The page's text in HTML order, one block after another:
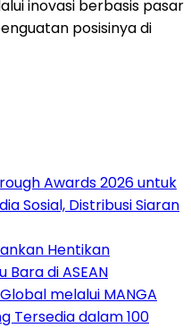
inovasi berbasis pasar
posisinya di
Awards 2026 untuk
Sosial, Distribusi Siaran
Hentikan
di ASEAN
melalui MANGA
Tersedia dalam 100